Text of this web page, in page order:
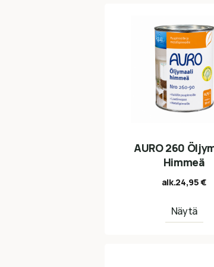
AURO 260
Himmeä
alk.24,95€
Näytä